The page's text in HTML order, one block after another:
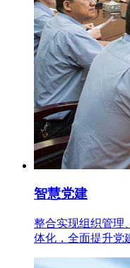
智慧党建
整合实现组织管理
体化，全面提升党